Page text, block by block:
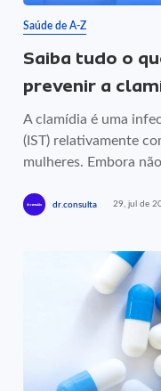
Saúde de A-Z
Saiba tudo o
prevenir a
A clamídia é uma
(IST) relativamente
mulheres. Embora
dr.consulta 29, jul de